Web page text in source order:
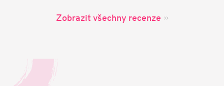
Zobrazit všechny recenze